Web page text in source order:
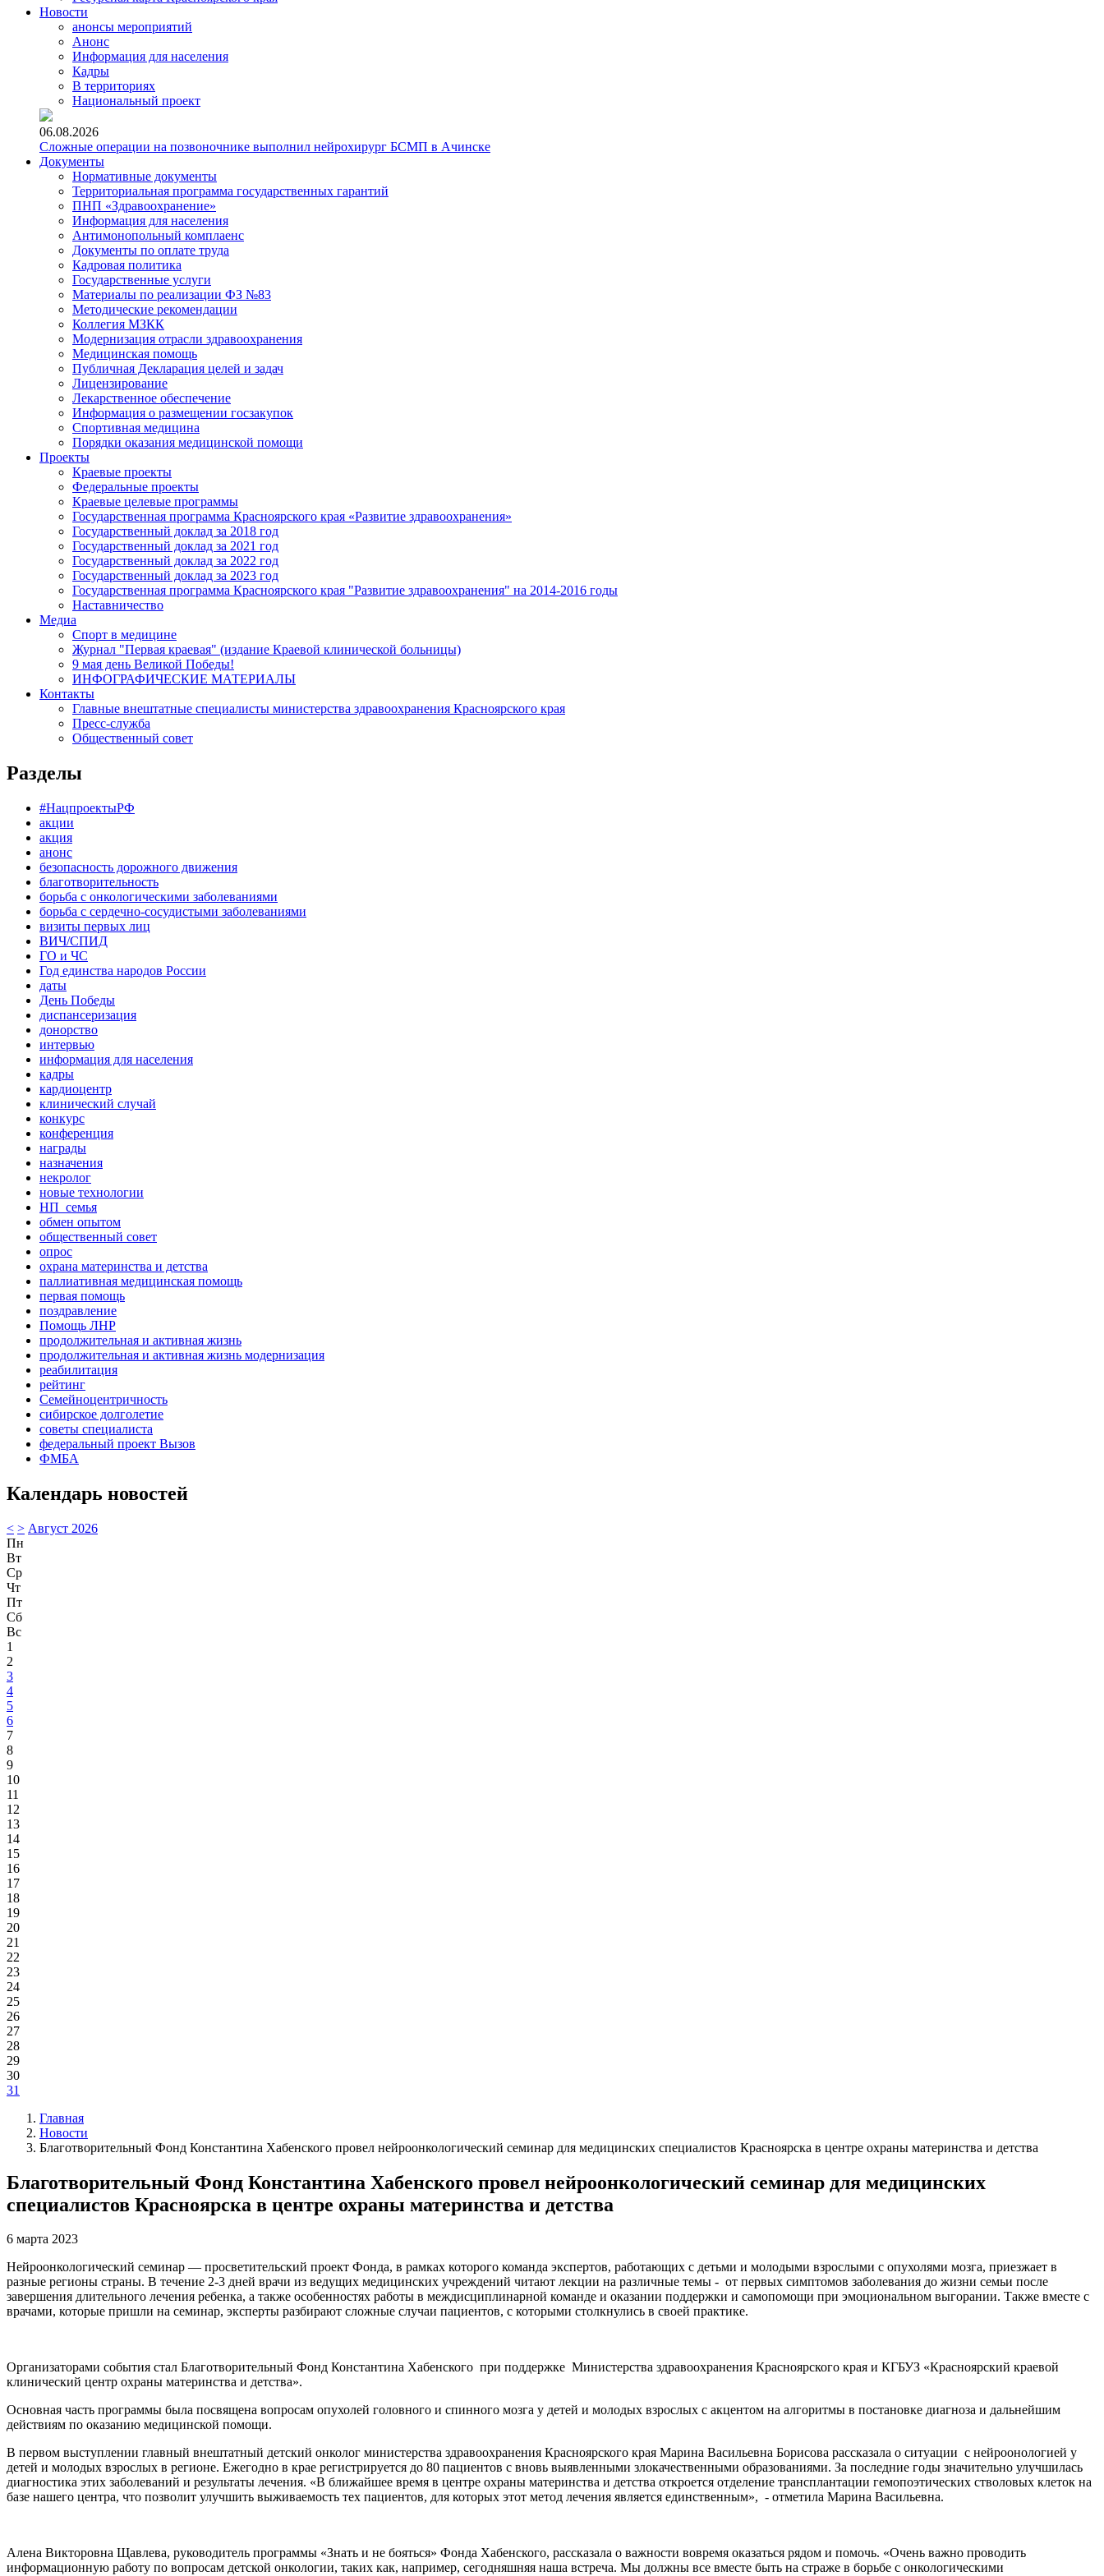
Новости
анонсы мероприятий
Анонс
Информация для населения
Кадры
В территориях
Национальный проект
06.08.2026
Сложные операции на позвоночнике выполнил нейрохирург БСМП в Ачинске
Документы
Нормативные документы
Территориальная программа государственных гарантий
ПНП «Здравоохранение»
Информация для населения
Антимонопольный комплаенс
Документы по оплате труда
Кадровая политика
Государственные услуги
Материалы по реализации ФЗ №83
Методические рекомендации
Коллегия МЗКК
Модернизация отрасли здравоохранения
Медицинская помощь
Публичная Декларация целей и задач
Лицензирование
Лекарственное обеспечение
Информация о размещении госзакупок
Спортивная медицина
Порядки оказания медицинской помощи
Проекты
Краевые проекты
Федеральные проекты
Краевые целевые программы
Государственная программа Красноярского края «Развитие здравоохранения»
Государственный доклад за 2018 год
Государственный доклад за 2021 год
Государственный доклад за 2022 год
Государственный доклад за 2023 год
Государственная программа Красноярского края "Развитие здравоохранения" на 2014-2016 годы
Наставничество
Медиа
Спорт в медицине
Журнал "Первая краевая" (издание Краевой клинической больницы)
9 мая день Великой Победы!
ИНФОГРАФИЧЕСКИЕ МАТЕРИАЛЫ
Контакты
Главные внештатные специалисты министерства здравоохранения Красноярского края
Пресс-служба
Общественный совет
Разделы
#НацпроектыРФ
акции
акция
анонс
безопасность дорожного движения
благотворительность
борьба с онкологическими заболеваниями
борьба с сердечно-сосудистыми заболеваниями
визиты первых лиц
ВИЧ/СПИД
ГО и ЧС
Год единства народов России
даты
День Победы
диспансеризация
донорство
интервью
информация для населения
кадры
кардиоцентр
клинический случай
конкурс
конференция
награды
назначения
некролог
новые технологии
НП_семья
обмен опытом
общественный совет
опрос
охрана материнства и детства
паллиативная медицинская помощь
первая помощь
поздравление
Помощь ЛНР
продолжительная и активная жизнь
продолжительная и активная жизнь модернизация
реабилитация
рейтинг
Семейноцентричность
сибирское долголетие
советы специалиста
федеральный проект Вызов
ФМБА
Календарь новостей
< > Август 2026
Пн
Вт
Ср
Чт
Пт
Сб
Вс
1
2
3
4
5
6
7
8
9
10
11
12
13
14
15
16
17
18
19
20
21
22
23
24
25
26
27
28
29
30
31
Главная
Новости
Благотворительный Фонд Константина Хабенского провел нейроонкологический семинар для медицинских специалистов Красноярска в центре охраны материнства и детства
Благотворительный Фонд Константина Хабенского провел нейроонкологический семинар для медицинских
специалистов Красноярска в центре охраны материнства и детства
6 марта 2023
Нейроонкологический семинар — просветительский проект Фонда, в рамках которого команда экспертов, работающих с детьми и молодыми взрослыми с опухолями мозга, приезжает в
разные регионы страны. В течение 2-3 дней врачи из ведущих медицинских учреждений читают лекции на различные темы - от первых симптомов заболевания до жизни семьи после
завершения длительного лечения ребенка, а также особенностях работы в междисциплинарной команде и оказании поддержки и самопомощи при эмоциональном выгорании. Также вместе с
врачами, которые пришли на семинар, эксперты разбирают сложные случаи пациентов, с которыми столкнулись в своей практике.
Организаторами события стал Благотворительный Фонд Константина Хабенского при поддержке Министерства здравоохранения Красноярского края и КГБУЗ «Красноярский краевой
клинический центр охраны материнства и детства».
Основная часть программы была посвящена вопросам опухолей головного и спинного мозга у детей и молодых взрослых с акцентом на алгоритмы в постановке диагноза и дальнейшим
действиям по оказанию медицинской помощи.
В первом выступлении главный внештатный детский онколог министерства здравоохранения Красноярского края Марина Васильевна Борисова рассказала о ситуации с нейроонологией у
детей и молодых взрослых в регионе. Ежегодно в крае регистрируется до 80 пациентов с вновь выявленными злокачественными образованиями. За последние годы значительно улучшилась
диагностика этих заболеваний и результаты лечения. «В ближайшее время в центре охраны материнства и детства откроется отделение трансплантации гемопоэтических стволовых клеток на
базе нашего центра, что позволит улучшить выживаемость тех пациентов, для которых этот метод лечения является единственным», - отметила Марина Васильевна.
Алена Викторовна Щавлева, руководитель программы «Знать и не бояться» Фонда Хабенского, рассказала о важности вовремя оказаться рядом и помочь. «Очень важно проводить
информационную работу по вопросам детской онкологии, таких как, например, сегодняшняя наша встреча. Мы должны все вместе быть на страже в борьбе с онкологическими